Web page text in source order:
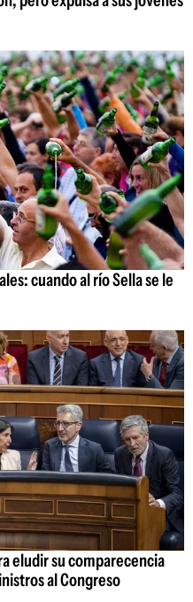
cuando al río Sella se le
eludir su comparecencia
al Congreso